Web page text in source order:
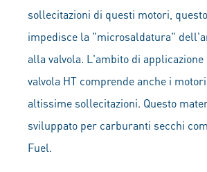
sollecitazioni di questi motori,
impedisce la "microsaldatura"
alla valvola. L'ambito di
valvola HT comprende anche i
altissime sollecitazioni. Questo
sviluppato per carburanti secchi
Fuel.